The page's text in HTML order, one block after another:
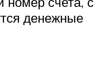
денежные